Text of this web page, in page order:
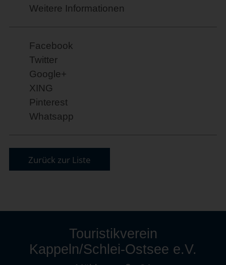
Weitere Informationen
Facebook
Twitter
Google+
XING
Pinterest
Whatsapp
Zurück zur Liste
Touristikverein
Kappeln/Schlei-Ostsee e.V.